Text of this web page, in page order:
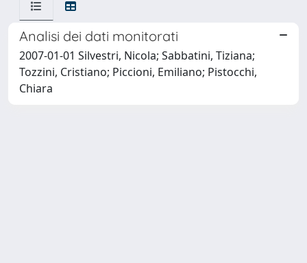
Analisi dei dati monitorati
2007-01-01 Silvestri, Nicola; Sabbatini, Tiziana;
Tozzini, Cristiano; Piccioni, Emiliano; Pistocchi,
Chiara